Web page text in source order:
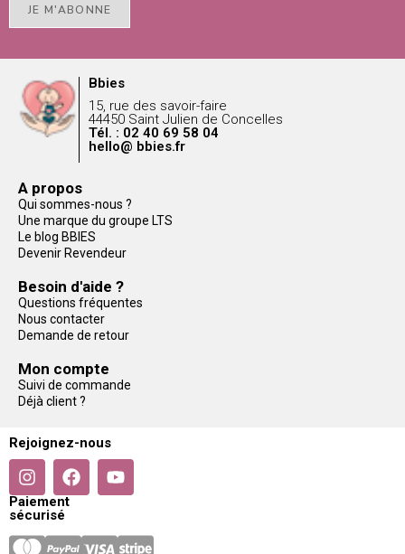
JE M'ABONNE
Bbies
15, rue des savoir-faire
44450 Saint Julien de Concelles
Tél. : 02 40 69 58 04
hello@ bbies.fr
A propos
Qui sommes-nous ?
Une marque du groupe LTS
Le blog BBIES
Devenir Revendeur
Besoin d'aide ?
Questions fréquentes
Nous contacter
Demande de retour
Mon compte
Suivi de commande
Déjà client ?
Rejoignez-nous
Paiement
sécurisé